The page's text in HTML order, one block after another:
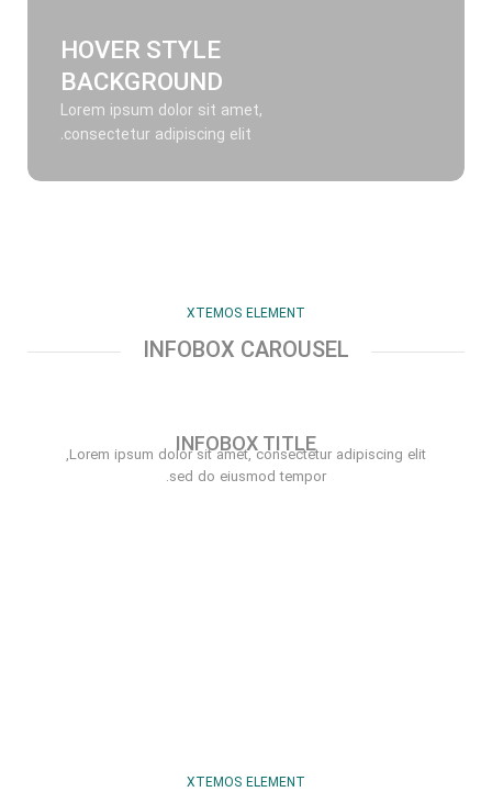
HOVER STYLE
BACKGROUND
Lorem ipsum dolor sit amet,
consectetur adipiscing elit.
XTEMOS ELEMENT
INFOBOX CAROUSEL
INFOBOX TITLE
Lorem ipsum dolor sit amet, consectetur adipiscing elit,
sed do eiusmod tempor.
XTEMOS ELEMENT